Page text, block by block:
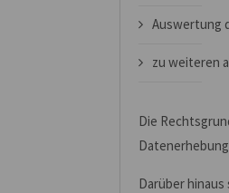
Auswertung
zu weiteren
Die
Darüber